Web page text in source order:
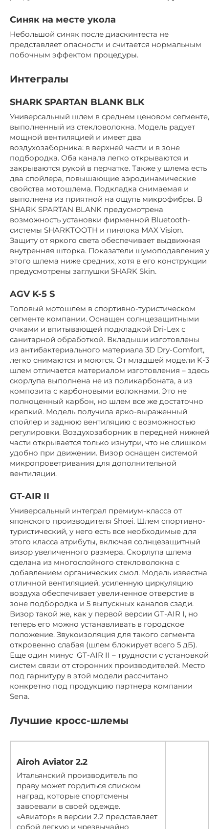
Синяк на месте укола
Небольшой синяк после диаскинтеста не
представляет опасности и считается нормальным
побочным эффектом процедуры.
Интегралы
SHARK SPARTAN BLANK BLK
Универсальный шлем в среднем ценовом сегменте,
выполненный из стекловолокна. Модель радует
мощной вентиляцией и имеет два
воздухозаборника: в верхней части и в зоне
подбородка. Оба канала легко открываются и
закрываются рукой в перчатке. Также у шлема есть
два спойлера, повышающие аэродинамические
свойства мотошлема. Подкладка снимаемая и
выполнена из приятной на ощупь микрофибры. В
SHARK SPARTAN BLANK предусмотрена
возможность установки фирменной Bluetooth-
системы SHARKTOOTH и пинлока MAX Vision.
Защиту от яркого света обеспечивает выдвижная
внутренняя шторка. Показатели шумоподавления у
этого шлема ниже средних, хотя в его конструкции
предусмотрены заглушки SHARK Skin.
AGV K-5 S
Топовый мотошлем в спортивно-туристическом
сегменте компании. Оснащен солнцезащитными
очками и впитывающей подкладкой Dri-Lex с
санитарной обработкой. Вкладыши изготовлены
из антибактериального материала 3D Dry-Comfort,
легко снимаются и моются. От младшей модели K-3
шлем отличается материалом изготовления – здесь
скорлупа выполнена не из поликарбоната, а из
композита с карбоновыми волокнами. Это не
полноценный карбон, но шлем все же достаточно
крепкий. Модель получила ярко-выраженный
спойлер и заднюю вентиляцию с возможностью
регулировки. Воздухозаборник в передней нижней
части открывается только изнутри, что не слишком
удобно при движении. Визор оснащен системой
микропроветривания для дополнительной
вентиляции.
GT-AIR II
Универсальный интеграл премиум-класса от
японского производителя Shoei. Шлем спортивно-
туристический, у него есть все необходимые для
этого класса атрибуты, включая солнцезащитный
визор увеличенного размера. Скорлупа шлема
сделана из многослойного стекловолокна с
добавлением органических смол. Модель известна
отличной вентиляцией, усиленную циркуляцию
воздуха обеспечивает увеличенное отверстие в
зоне подбородка и 5 выпускных каналов сзади.
Визор такой же, как у первой версии GT-AIR I, но
теперь его можно устанавливать в городское
положение. Звукоизоляция для такого сегмента
откровенно слабая (шлем блокирует всего 5 дБ).
Еще один минус GT-AIR II – трудности с установкой
систем связи от сторонних производителей. Место
под гарнитуру в этой модели рассчитано
конкретно под продукцию партнера компании
Sena.
Лучшие кросс-шлемы
Airoh Aviator 2.2
Итальянский производитель по
праву может гордиться списком
наград, которые спортсмены
завоевали в своей одежде.
«Авиатор» в версии 2.2 представляет
собой легкую и чрезвычайно